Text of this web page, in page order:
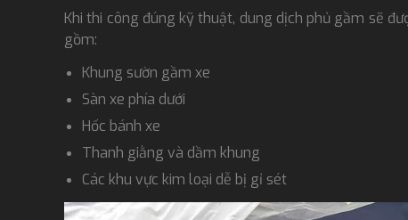
Khi thi công đúng kỹ thuật, dung dịch phủ gầm sẽ
gồm:
Khung sườn gầm xe
Sàn xe phía dưới
Hốc bánh xe
Thanh giằng và dầm khung
Các khu vực kim loại dễ bị gỉ sét